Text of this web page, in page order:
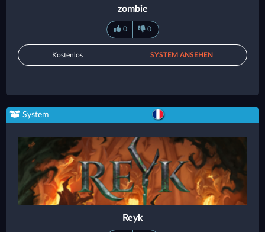
zombie
0 0
Kostenlos SYSTEM ANSEHEN
System
Reyk